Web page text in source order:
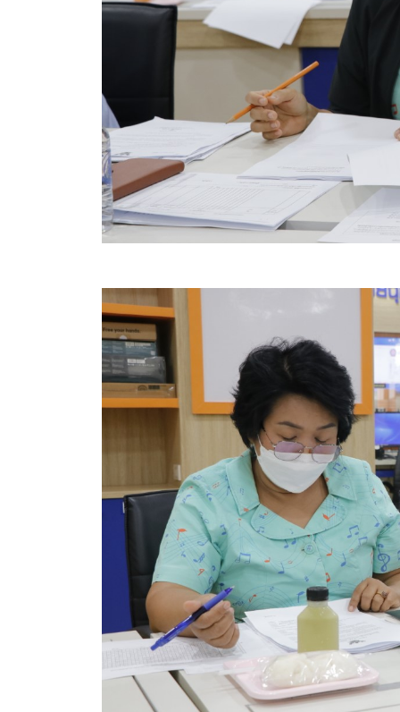
สรุปผลการปฏิบัติงานประจำเดือน GPS
ระเบียบพัสดุฯ การจัดซื้อจัดจ้าง
การเสริมสร้างคุณธรรมจริยธรรม
ITA : การประเมินคุณธรรมและความโปร่งใสในการ
การจัดการความรู้ (KM)
ข้อระเบียบและกฎหมาย
มาตรฐานการปฏิบัติงาน
แผนพัฒนาท้องถิ่น ของอบจ.สุพรรณบุรี
ข้อบัญญัติงบประมาณรายจ่ายประจำปี ของ อบจ.สุ
ข้อบัญญัติอื่นๆ ของ อบจ.สุพรรณบุรี
รายงานการประชุมสภา อบจ.สุพรรณบุรี
รายงานรายรับรายจ่าย อบจ.สุพรรณบุรี
รายงานการติดตามและประเมินผลแผนพัฒนาท้อง